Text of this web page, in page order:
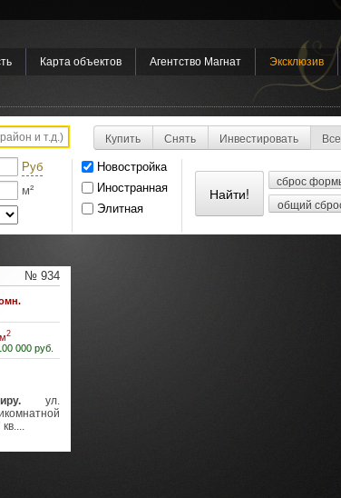
Карта объектов Агентство Магнат Эксклюзив
Купить Снять Инвестировать Все
Руб
м²
Новостройка
Иностранная
Элитная
№ 934
2
000 руб.
ул.